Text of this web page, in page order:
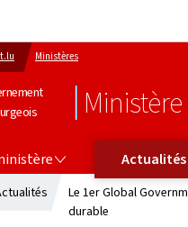
Ministères
Actualités
Le 1er Global
durable